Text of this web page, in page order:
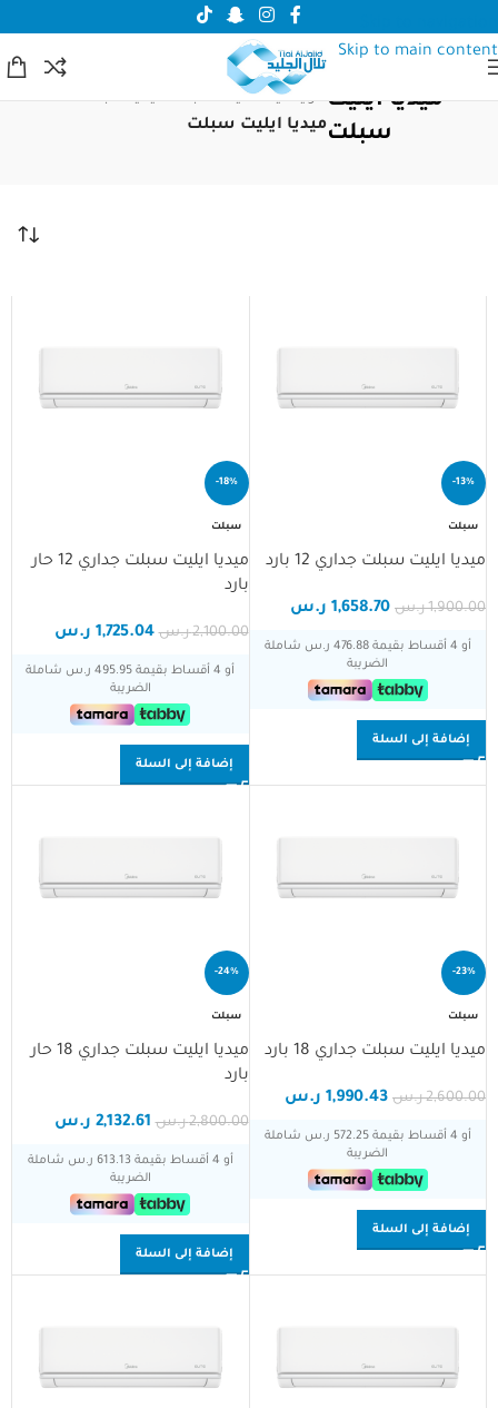
Skip to main content
ميديا ايليت
سبلت
الرئيسية/مكيف سبلت/ميديا سبلت/
ميديا ايليت سبلت
-13%
سبلت
ميديا ايليت سبلت جداري 12 بارد
1,900.00 ر.س 1,658.70 ر.س
أو 4 أقساط بقيمة 476.88 ر.س شاملة
الضريبة
إضافة إلى السلة
-18%
سبلت
ميديا ايليت سبلت جداري 12 حار
بارد
2,100.00 ر.س 1,725.04 ر.س
أو 4 أقساط بقيمة 495.95 ر.س شاملة
الضريبة
إضافة إلى السلة
-23%
سبلت
ميديا ايليت سبلت جداري 18 بارد
2,600.00 ر.س 1,990.43 ر.س
أو 4 أقساط بقيمة 572.25 ر.س شاملة
الضريبة
إضافة إلى السلة
-24%
سبلت
ميديا ايليت سبلت جداري 18 حار
بارد
2,800.00 ر.س 2,132.61 ر.س
أو 4 أقساط بقيمة 613.13 ر.س شاملة
الضريبة
إضافة إلى السلة
كيف يمكنني مساعدتك؟